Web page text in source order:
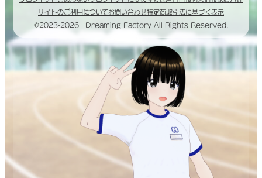
サイトのご利用についてお問い合わせ特定商取引法に基づく表示
©2023-2026 Dreaming Factory All Rights Reserved.